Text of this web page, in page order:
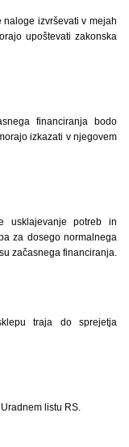
izvrševati v mejah
upoštevati zakonska
financiranja bodo
izkazati v njegovem
usklajevanje potreb in
za dosego normalnega
začasnega financiranja.
traja do sprejetja
listu RS.